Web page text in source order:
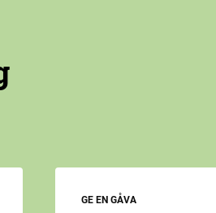
GE EN GÅVA